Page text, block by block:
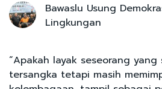
Bawaslu Usung
Lingkungan
“Apakah layak seseorang
tersangka tetapi masih